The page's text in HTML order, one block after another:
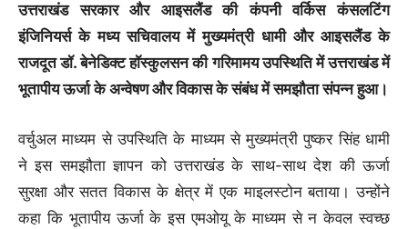
उत्तराखंड सरकार और आइसलैंड की कंपनी वर्किस कंसलटिंग
इंजिनियर्स के मध्य सचिवालय में मुख्यमंत्री धामी और आइसलैंड के
राजदूत डॉ. बेनेडिक्ट हॉस्कुलसन की गरिमामय उपस्थिति में उत्तराखंड में
भूतापीय ऊर्जा के अन्वेषण और विकास के संबंध में समझौता संपन्न हुआ।
वर्चुअल माध्यम से उपस्थिति के माध्यम से मुख्यमंत्री पुष्कर सिंह धामी
ने इस समझौता ज्ञापन को उत्तराखंड के साथ-साथ देश की ऊर्जा
सुरक्षा और सतत विकास के क्षेत्र में एक माइलस्टोन बताया। उन्होंने
कहा कि भूतापीय ऊर्जा के इस एमओयू के माध्यम से न केवल स्वच्छ